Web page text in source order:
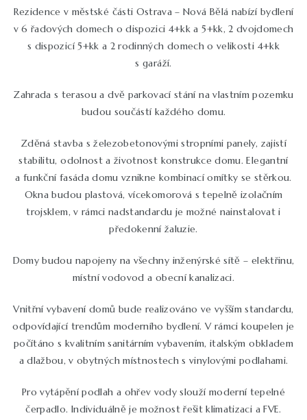
Rezidence v městské části Ostrava – Nová Bělá nabízí bydlení
v 6 řadových domech o dispozici 4+kk a 5+kk, 2 dvojdomech
s dispozicí 5+kk a 2 rodinných domech o velikosti 4+kk
s garáží.
Zahrada s terasou a dvě parkovací stání na vlastním pozemku
budou součástí každého domu.
Zděná stavba s železobetonovými stropními panely, zajistí
stabilitu, odolnost a životnost konstrukce domu. Elegantní
a funkční fasáda domu vznikne kombinací omítky se stěrkou.
Okna budou plastová, vícekomorová s tepelně izolačním
trojsklem, v rámci nadstandardu je možné nainstalovat i
předokenní žaluzie.
Domy budou napojeny na všechny inženýrské sítě – elektřinu,
místní vodovod a obecní kanalizaci.
Vnitřní vybavení domů bude realizováno ve vyšším standardu,
odpovídající trendům moderního bydlení. V rámci koupelen je
počítáno s kvalitním sanitárním vybavením, italským obkladem
a dlažbou, v obytných místnostech s vinylovými podlahami.
Pro vytápění podlah a ohřev vody slouží moderní tepelné
čerpadlo. Individuálně je možnost řešit klimatizaci a FVE.